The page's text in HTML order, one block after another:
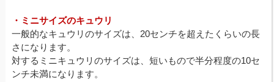
・ミニサイズのキュウリ
一般的なキュウリのサイズは、20センチを超えたくらいの長
さになります。
対するミニキュウリのサイズは、短いもので半分程度の10セ
ンチ未満になります。